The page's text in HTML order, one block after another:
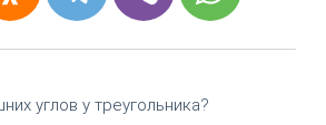
углов у треугольника?